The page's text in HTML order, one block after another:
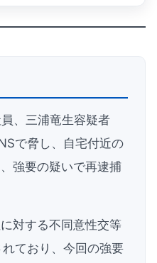
、三浦竜生容疑者
で脅し、自宅付近の
強要の疑いで再逮捕
対する不同意性交等
ており、今回の強要